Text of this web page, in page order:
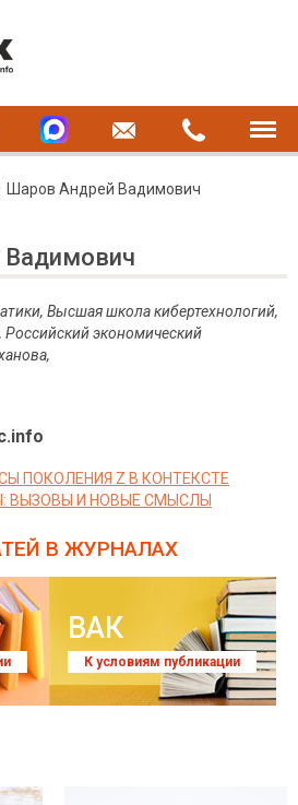
Шаров Андрей Вадимович
Высшая школа кибертехнологий,
Российский экономический
ПОКОЛЕНИЯ Z В КОНТЕКСТЕ
ВЫЗОВЫ И НОВЫЕ СМЫСЛЫ
В ЖУРНАЛАХ
ВАК
К условиям публикации